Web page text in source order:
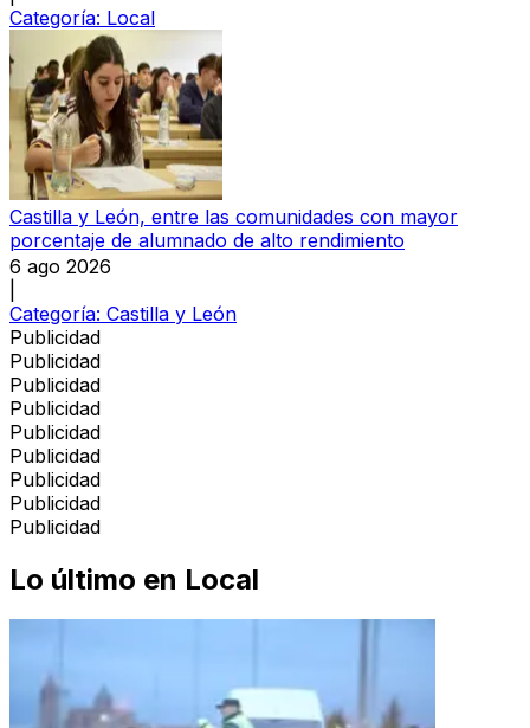
Categoría: Local
Castilla y León, entre las comunidades con mayor
porcentaje de alumnado de alto rendimiento
6 ago 2026
Categoría: Castilla y León
Publicidad
Publicidad
Publicidad
Publicidad
Publicidad
Publicidad
Publicidad
Publicidad
Publicidad
Lo último en Local